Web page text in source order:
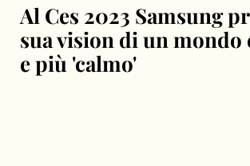
Al Ces 2023 Samsung
sua vision di un mondo
e più 'calmo'